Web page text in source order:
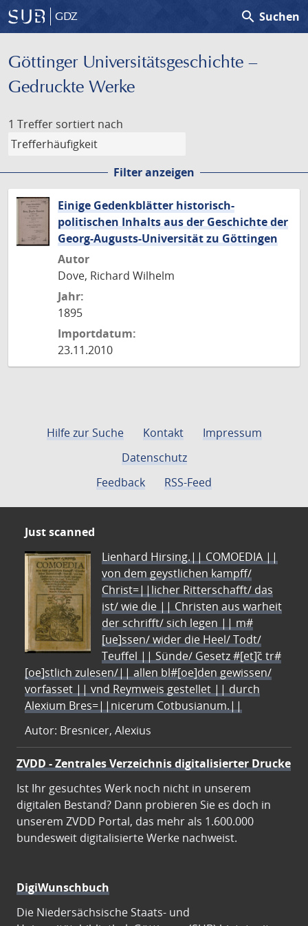
GDZ search Suchen
Göttinger Universitäts­geschichte –
Gedruckte Werke
1 Treffer sortiert nach
Filter anzeigen
Einige Gedenkblätter historisch-
politischen Inhalts aus der Geschichte der
Georg-Augusts-Universität zu Göttingen
Autor
Dove, Richard Wilhelm
Jahr:
1895
Importdatum:
23.11.2010
Hilfe zur Suche Kontakt
Impressum
Datenschutz
Feedback
RSS-Feed
Just scanned
Lienhard Hirsing.|| COMOEDIA ||
von dem geystlichen kampff/
Christ=||licher Ritterschafft/ das
ist/ wie die || Christen aus warheit
der schrifft/ sich legen || m#
[ue]ssen/ wider die Heel/ Todt/
Teuffel || Sünde/ Gesetz #[et]c̃ tr#
[oe]stlich zulesen/|| allen bl#[oe]den gewissen/
vorfasset || vnd Reymweis gestellet || durch
Alexium Bres=||nicerum Cotbusianum.||
Autor: Bresnicer, Alexius
ZVDD - Zentrales Verzeichnis digitalisierter Drucke
Ist Ihr gesuchtes Werk noch nicht in unserem
digitalen Bestand? Dann probieren Sie es doch in
unserem ZVDD Portal, das mehr als 1.600.000
bundesweit digitalisierte Werke nachweist.
DigiWunschbuch
Die Niedersächsische Staats- und